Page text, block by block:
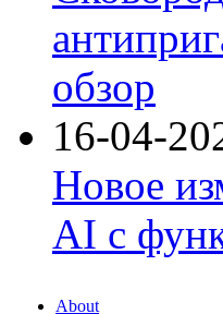
обзор
16-04-
Новое
AI с
About